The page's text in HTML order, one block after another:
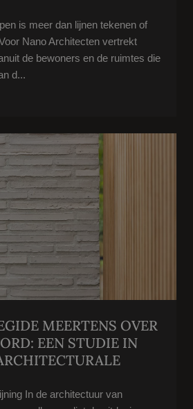
is meer dan lijnen tekenen of
Nano Architecten vertrekt
de bewoners en de ruimtes die
d...
MEERTENS OVER
EEN STUDIE IN
In de architectuur van